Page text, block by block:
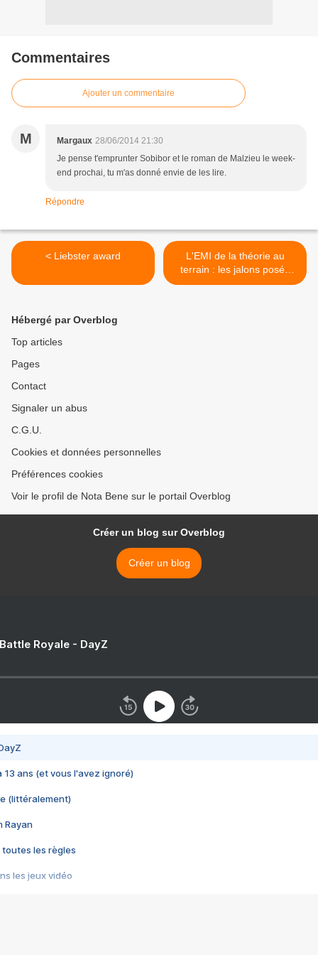
Commentaires
Ajouter un commentaire
M Margaux 28/06/2014 21:30
Je pense t'emprunter Sobibor et le roman de Malzieu le week-
end prochai, tu m'as donné envie de les lire.
Répondre
< Liebster award
L'EMI de la théorie au
terrain : les jalons posés
par le dernier Médiadoc >
Hébergé par Overblog
Top articles
Pages
Contact
Signaler un abus
C.G.U.
Cookies et données personnelles
Préférences cookies
Voir le profil de Nota Bene sur le portail Overblog
Créer un blog sur Overblog
Créer un blog
Royale - DayZ
13 ans (et vous l'avez ignoré)
(littéralement)
Rayan
toutes les règles
les jeux vidéo